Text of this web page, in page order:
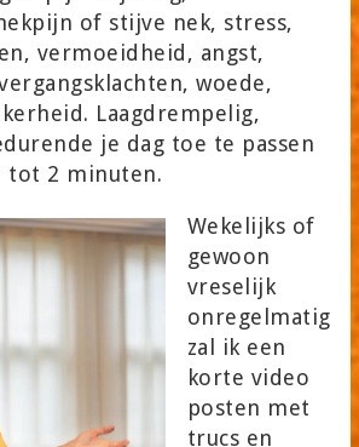
of stijve nek, stress,
vermoeidheid, angst,
woede,
Laagdrempelig,
je dag toe te passen
tot 2 minuten.
Wekelijks of
gewoon
vreselijk
onregelmatig
zal ik een
korte video
posten met
trucs en